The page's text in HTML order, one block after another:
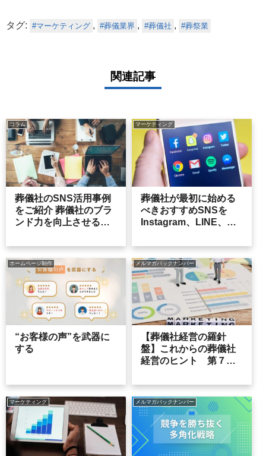
タグ: マーケティング , 葬儀業界 , 葬儀社 , 葬祭業
関連記事
コラム
葬儀社のSNS活用事例
をご紹介 葬儀社のブラ
ンド力を向上させる方
マーケティング
葬儀社が最初に始める
べきおすすめSNSを
Instagram、LINE、
X(旧Twitter)から比較
ホームページ制作
“お客様の声”を武器に
する
メルマガバックナンバー
【葬儀社経営の羅針
盤】これからの葬儀社
経営のヒント 第７９
マーケティング メルマガバックナンバー